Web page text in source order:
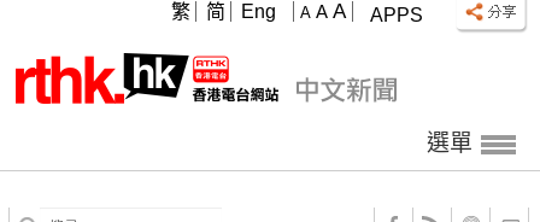
APPS
A A A
繁 简 Eng
選單